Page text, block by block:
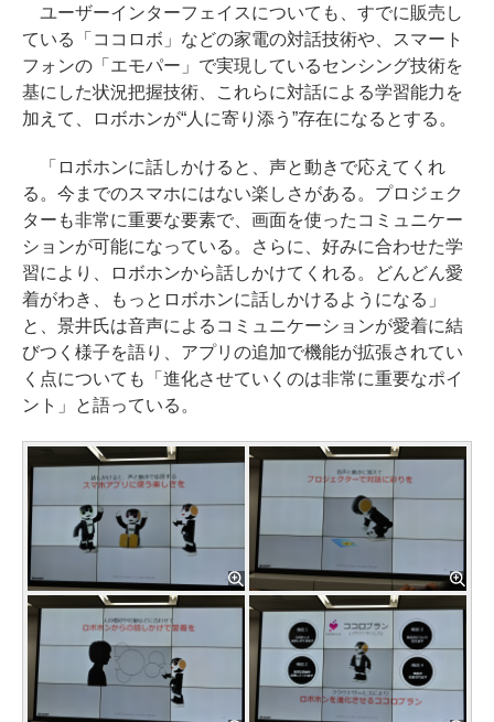
ユーザーインターフェイスについても、すでに販売し
ている「ココロボ」などの家電の対話技術や、スマート
フォンの「エモパー」で実現しているセンシング技術を
基にした状況把握技術、これらに対話による学習能力を
加えて、ロボホンが“人に寄り添う”存在になるとする。
「ロボホンに話しかけると、声と動きで応えてくれ
る。今までのスマホにはない楽しさがある。プロジェク
ターも非常に重要な要素で、画面を使ったコミュニケー
ションが可能になっている。さらに、好みに合わせた学
習により、ロボホンから話しかけてくれる。どんどん愛
着がわき、もっとロボホンに話しかけるようになる」
と、景井氏は音声によるコミュニケーションが愛着に結
びつく様子を語り、アプリの追加で機能が拡張されてい
く点についても「進化させていくのは非常に重要なポイ
ント」と語っている。